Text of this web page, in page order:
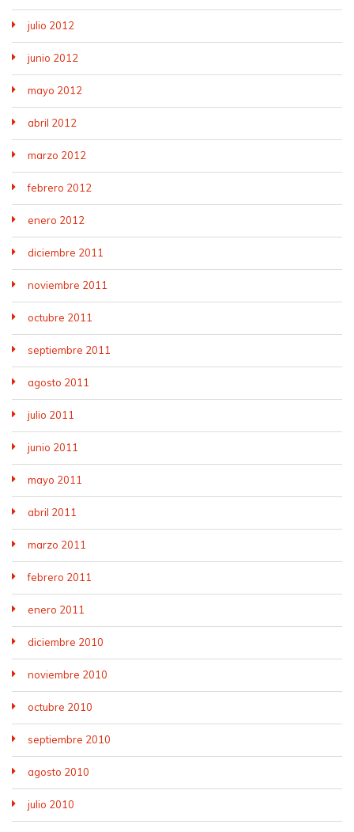
julio 2012
junio 2012
mayo 2012
abril 2012
marzo 2012
febrero 2012
enero 2012
diciembre 2011
noviembre 2011
octubre 2011
septiembre 2011
agosto 2011
julio 2011
junio 2011
mayo 2011
abril 2011
marzo 2011
febrero 2011
enero 2011
diciembre 2010
noviembre 2010
octubre 2010
septiembre 2010
agosto 2010
julio 2010